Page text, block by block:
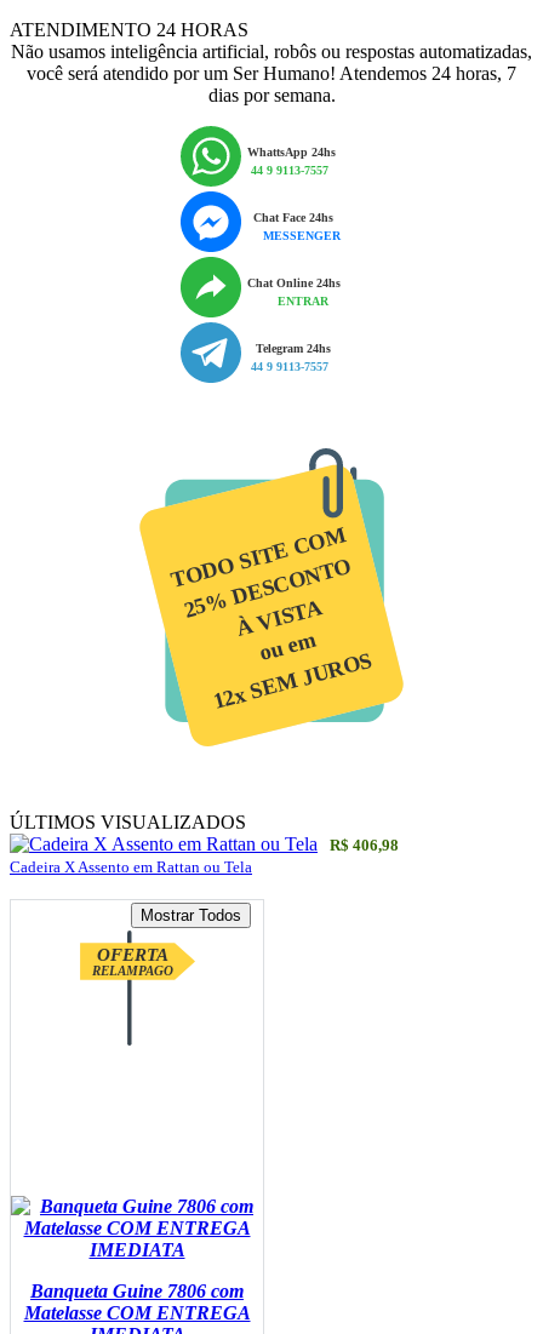
ATENDIMENTO 24 HORAS
Não usamos inteligência artificial, robôs ou respostas automatizadas,
você será atendido por um Ser Humano! Atendemos 24 horas, 7
dias por semana.
WhattsApp 24hs
44 9 9113-7557
Chat Face 24hs
MESSENGER
Chat Online 24hs
ENTRAR
Telegram 24hs
44 9 9113-7557
TODO SITE COM
25% DESCONTO
À VISTA
ou em
12x SEM JUROS
ÚLTIMOS VISUALIZADOS
R$ 406,98
Cadeira X Assento em Rattan ou Tela
OFERTA
RELAMPAGO
Banqueta Guine 7806 com
Matelasse COM ENTREGA